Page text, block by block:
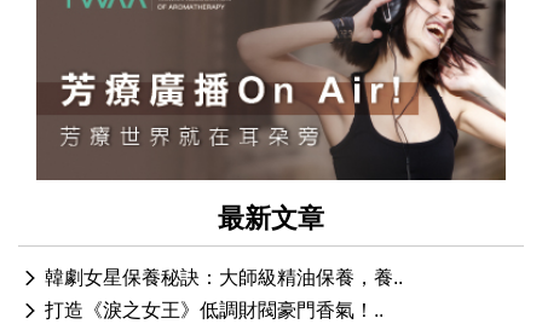
最新文章
韓劇女星保養秘訣：大師級精油保養，養..
打造《淚之女王》低調財閥豪門香氣！..